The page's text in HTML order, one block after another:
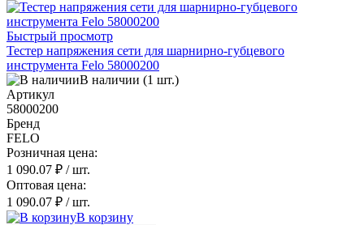
Быстрый просмотр
Тестер напряжения сети для шарнирно-губцевого
инструмента Felo 58000200
В наличии (1 шт.)
Артикул
58000200
Бренд
FELO
Розничная цена:
1 090.07 ₽ / шт.
Оптовая цена:
1 090.07 ₽ / шт.
В корзину